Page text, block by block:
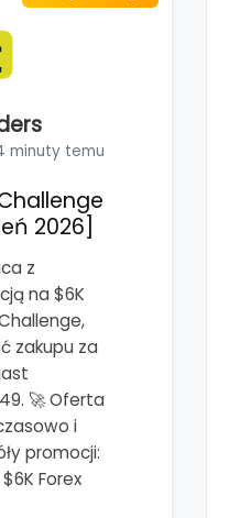
minuty temu
2026]
z
na $6K
zakupu za
🚀 Oferta
i
promocji:
Forex